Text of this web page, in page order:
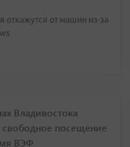
откажутся от машин из-за
Владивостока
свободное посещение
ВЭФ